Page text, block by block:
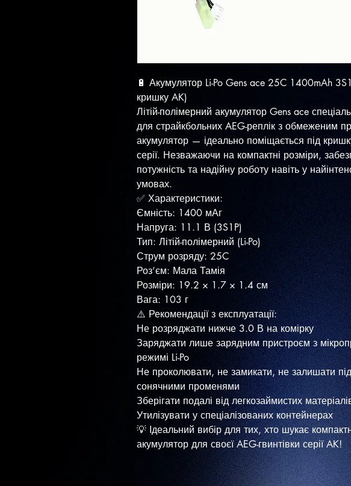
🔋 Акумулятор Li-Po Gens ace 25C 1400mAh
кришку AK)
Літій-полімерний акумулятор Gens ace
для страйкбольних AEG-реплік з обмеженим
акумулятор — ідеально поміщається під
серії. Незважаючи на компактні розміри,
потужність та надійну роботу навіть у
умовах.
✅ Характеристики:
Ємність: 1400 мАг
Напруга: 11.1 В (3S1P)
Тип: Літій-полімерний (Li-Po)
Струм розряду: 25C
Роз’єм: Мала Тамія
Розміри: 19.2 × 1.7 × 1.4 см
Вага: 103 г
⚠️ Рекомендації з експлуатації:
Не розряджати нижче 3.0 В на комірку
Заряджати лише зарядним пристроєм з
режимі Li-Po
Не проколювати, не замикати, не залишати
сонячними променями
Зберігати подалі від легкозаймистих
Утилізувати у спеціалізованих контейнерах
💡 Ідеальний вибір для тих, хто шукає
акумулятор для своєї AEG-гвинтівки серії AK!